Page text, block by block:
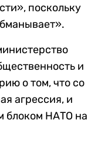
поскольку
и
о том, что со
агрессия, и
блоком НАТО на